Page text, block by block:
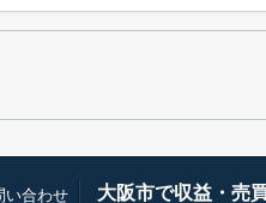
い合わせ 大阪市で収益・売